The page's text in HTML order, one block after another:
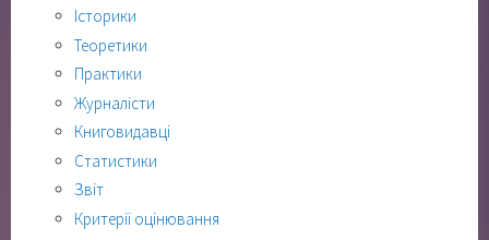
Історики
Теоретики
Практики
Журналісти
Книговидавці
Статистики
Звіт
Критерії оцінювання